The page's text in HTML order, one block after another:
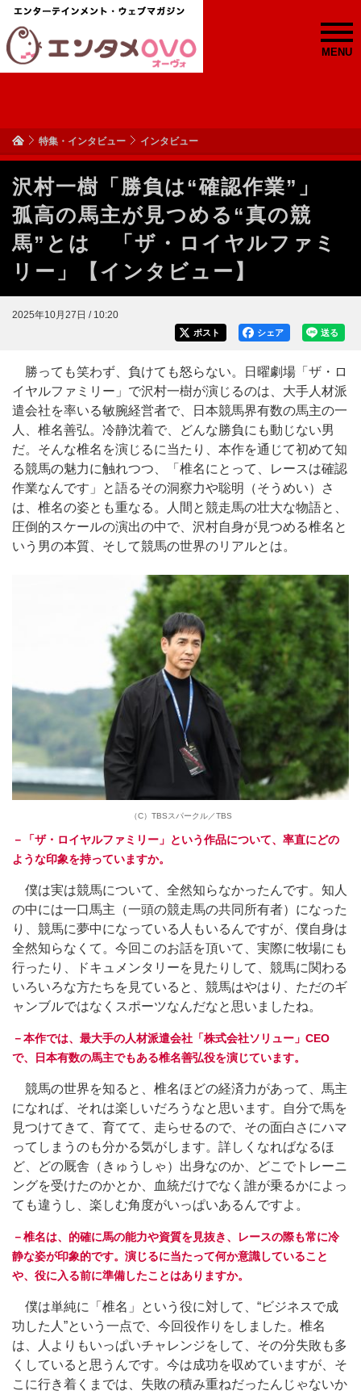
MENU
特集・インタビュー インタビュー
沢村一樹「勝負は“確認作業”」
孤高の馬主が見つめる“真の競
馬”とは 「ザ・ロイヤルファミ
リー」【インタビュー】
2025年10月27日 / 10:20
送る
シェア
ポスト
勝っても笑わず、負けても怒らない。日曜劇場「ザ・ロ
イヤルファミリー」で沢村一樹が演じるのは、大手人材派
遣会社を率いる敏腕経営者で、日本競馬界有数の馬主の一
人、椎名善弘。冷静沈着で、どんな勝負にも動じない男
だ。そんな椎名を演じるに当たり、本作を通じて初めて知
る競馬の魅力に触れつつ、「椎名にとって、レースは確認
作業なんです」と語るその洞察力や聡明（そうめい）さ
は、椎名の姿とも重なる。人間と競走馬の壮大な物語と、
圧倒的スケールの演出の中で、沢村自身が見つめる椎名と
いう男の本質、そして競馬の世界のリアルとは。
（C）TBSスパークル／TBS
－「ザ・ロイヤルファミリー」という作品について、率直にどの
ような印象を持っていますか。
僕は実は競馬について、全然知らなかったんです。知人
の中には一口馬主（一頭の競走馬の共同所有者）になった
り、競馬に夢中になっている人もいるんですが、僕自身は
全然知らなくて。今回このお話を頂いて、実際に牧場にも
行ったり、ドキュメンタリーを見たりして、競馬に関わる
いろいろな方たちを見ていると、競馬はやはり、ただのギ
ャンブルではなくスポーツなんだなと思いましたね。
－本作では、最大手の人材派遣会社「株式会社ソリュー」CEO
で、日本有数の馬主でもある椎名善弘役を演じています。
競馬の世界を知ると、椎名ほどの経済力があって、馬主
になれば、それは楽しいだろうなと思います。自分で馬を
見つけてきて、育てて、走らせるので、その面白さにハマ
ってしまうのも分かる気がします。詳しくなればなるほ
ど、どの厩舎（きゅうしゃ）出身なのか、どこでトレーニ
ングを受けたのかとか、血統だけでなく誰が乗るかによっ
ても違うし、楽しむ角度がいっぱいあるんですよ。
－椎名は、的確に馬の能力や資質を見抜き、レースの際も常に冷
静な姿が印象的です。演じるに当たって何か意識していること
や、役に入る前に準備したことはありますか。
僕は単純に「椎名」という役に対して、“ビジネスで成
功した人”という一点で、今回役作りをしました。椎名
は、人よりもいっぱいチャレンジをして、その分失敗も多
くしていると思うんです。今は成功を収めていますが、そ
こに行き着くまでは、失敗の積み重ねだったんじゃないか